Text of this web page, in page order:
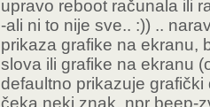
upravo reboot računala ili
-ali ni to nije sve.. :)) ..
prikaza grafike na ekranu,
slova ili grafike na ekranu
defaultno prikazuje
čeka neki znak, npr beep-